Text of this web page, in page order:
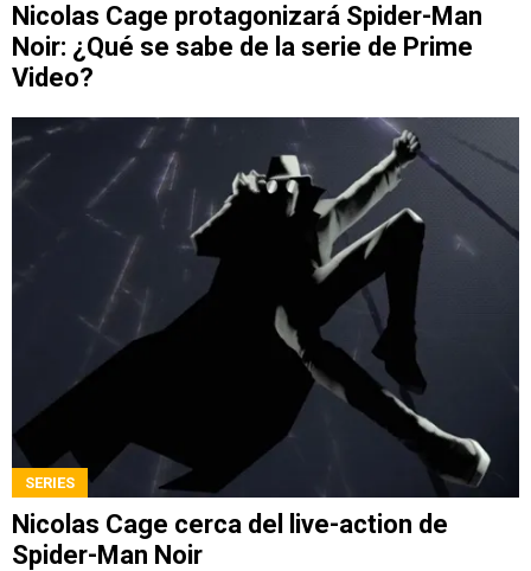
Nicolas Cage protagonizará Spider-Man
Noir: ¿Qué se sabe de la serie de Prime
Video?
SERIES
Nicolas Cage cerca del live-action de
Spider-Man Noir